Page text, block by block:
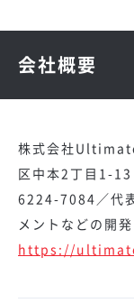
会社概要
株式会社
区中本2丁目1-13
6224-7084／代表
メントなどの開発
https://